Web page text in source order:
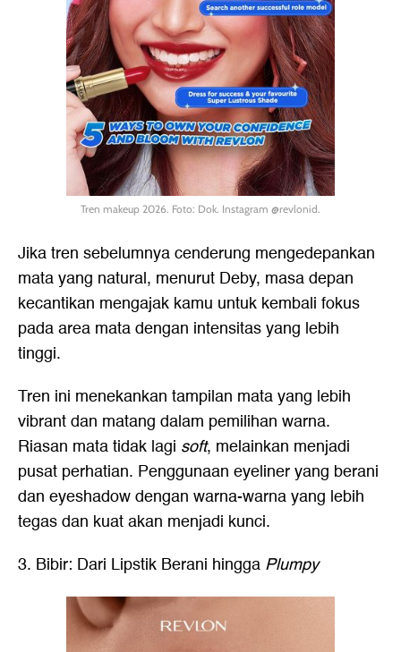
Tren makeup 2026. Foto: Dok. Instagram @revlonid.
Jika tren sebelumnya cenderung mengedepankan
mata yang natural, menurut Deby, masa depan
kecantikan mengajak kamu untuk kembali fokus
pada area mata dengan intensitas yang lebih
tinggi.
Tren ini menekankan tampilan mata yang lebih
vibrant dan matang dalam pemilihan warna.
Riasan mata tidak lagi soft, melainkan menjadi
pusat perhatian. Penggunaan eyeliner yang berani
dan eyeshadow dengan warna-warna yang lebih
tegas dan kuat akan menjadi kunci.
3. Bibir: Dari Lipstik Berani hingga Plumpy